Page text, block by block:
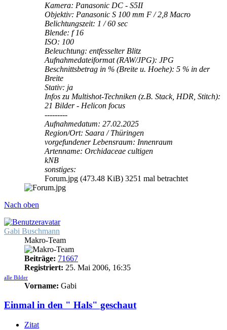
Kamera: Panasonic DC - S5II
Objektiv: Panasonic S 100 mm F / 2,8 Macro
Belichtungszeit: 1 / 60 sec
Blende: f 16
ISO: 100
Beleuchtung: entfesselter Blitz
Aufnahmedateiformat (RAW/JPG): JPG
Beschnittsbetrag in % (Breite u. Hoehe): 5 % in der
Breite
Stativ: ja
Infos zu Multishot-Techniken (z.B. Stack, HDR, Stitch):
21 Bilder - Helicon focus
---------
Aufnahmedatum: 27.02.2025
Region/Ort: Saara / Thüringen
vorgefundener Lebensraum: Innenraum
Artenname: Orchidaceae cultigen
kNB
sonstiges:
Forum.jpg (473.48 KiB) 3251 mal betrachtet
Nach oben
Gabi Buschmann
Makro-Team
Beiträge: 71667
Registriert: 25. Mai 2006, 16:35
alle Bilder
Vorname: Gabi
Einmal in den " Hals" geschaut
Zitat